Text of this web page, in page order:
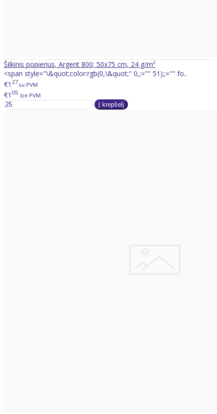
Šilkinis popierius, Argent 800; 50x75 cm, 24 g/m²
<span style="\&quot;color:rgb(0,\&quot;" 0,;="" 51);;="" fo..
€1 27su PVM
€1 05 be PVM